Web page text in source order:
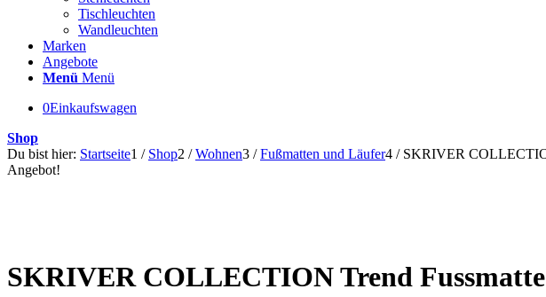
Tischleuchten
Wandleuchten
Marken
Angebote
Menü Menü
0Einkaufswagen
Shop
Du bist hier: Startseite1 / Shop2 / Wohnen3 / Fußmatten und Läufer4 / SKRIVER
Angebot!
SKRIVER COLLECTION Trend